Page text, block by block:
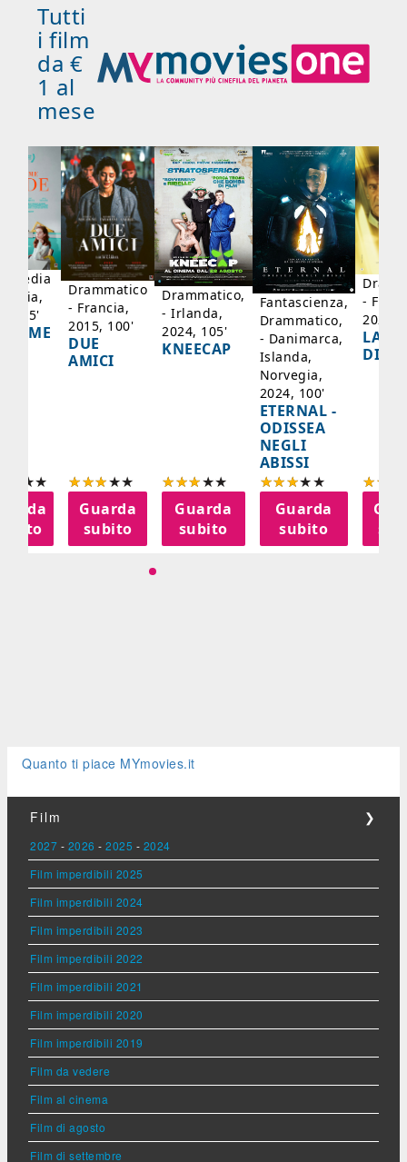
Tutti
i film
da €
1 al
mese
95'
Drammatico
- Francia,
2015, 100'
DUE
AMICI
Guarda
subito
Drammatico,
- Irlanda,
2024, 105'
KNEECAP
Guarda
subito
Fantascienza,
Drammatico,
- Danimarca,
Islanda,
Norvegia,
2024, 100'
ETERNAL -
ODISSEA
NEGLI
ABISSI
Guarda
subito
-
2024,
LA
DI
Quanto ti piace MYmovies.it
Film ❯
2027 - 2026 - 2025 - 2024
Film imperdibili 2025
Film imperdibili 2024
Film imperdibili 2023
Film imperdibili 2022
Film imperdibili 2021
Film imperdibili 2020
Film imperdibili 2019
Film da vedere
Film al cinema
Film di agosto
Film di settembre